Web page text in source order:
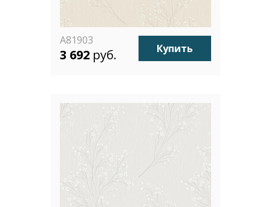
A81903
3 692 руб. Купить